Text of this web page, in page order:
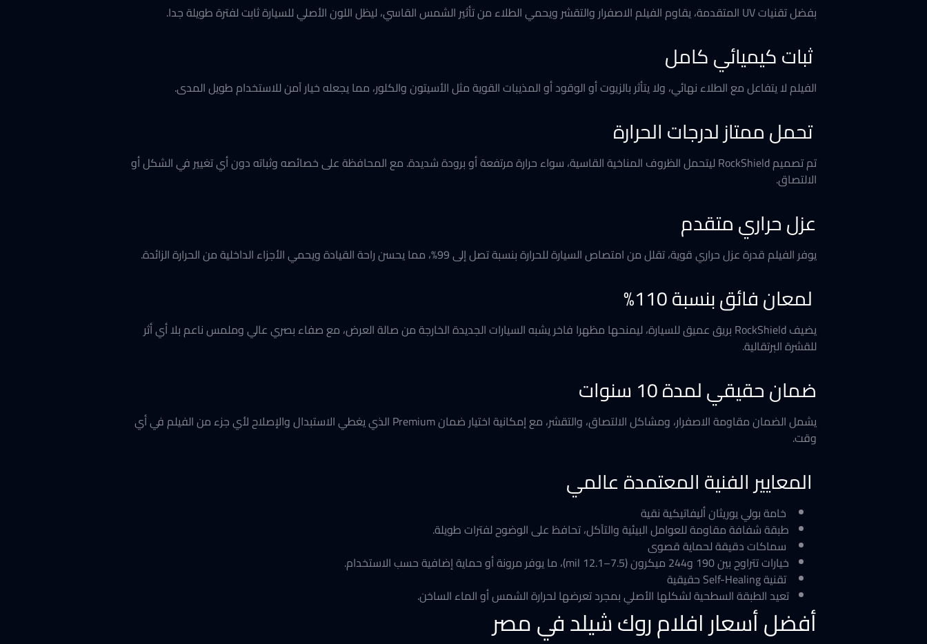
بفضل تقنيات UV المتقدمة، يقاوم الفيلم الاصفرار والتقشر ويحمي الطلاء من تأثير الشمس القاسي، ليظل اللون الأصلي للسيارة ثابت لفترة طويلة جدا.
ثبات كيميائي كامل
الفيلم لا يتفاعل مع الطلاء نهائي، ولا يتأثر بالزيوت أو الوقود أو المذيبات القوية مثل الأسيتون والكلور، مما يجعله خيار آمن للاستخدام طويل المدى.
تحمل ممتاز لدرجات الحرارة
تم تصميم RockShield ليتحمل الظروف المناخية القاسية، سواء حرارة مرتفعة أو برودة شديدة. مع المحافظة على خصائصه وثباته دون أي تغيير في الشكل أو
الالتصاق.
عزل حراري متقدم
يوفر الفيلم قدرة عزل حراري قوية، تقلل من امتصاص السيارة للحرارة بنسبة تصل إلى 99%، مما يحسن راحة القيادة ويحمي الأجزاء الداخلية من الحرارة الزائدة.
لمعان فائق بنسبة 110%
يضيف RockShield بريق عميق للسيارة، ليمنحها مظهرا فاخر يشبه السيارات الجديدة الخارجة من صالة العرض، مع صفاء بصري عالي وملمس ناعم بلا أي أثر
للقشرة البرتقالية.
ضمان حقيقي لمدة 10 سنوات
يشمل الضمان مقاومة الاصفرار، ومشاكل الالتصاق، والتقشر، مع إمكانية اختيار ضمان Premium الذي يغطي الاستبدال والإصلاح لأي جزء من الفيلم في أي
وقت.
المعايير الفنية المعتمدة عالمي
خامة بولي يوريثان أليفاتيكية نقية
طبقة شفافة مقاومة للعوامل البيئية والتآكل، تحافظ على الوضوح لفترات طويلة.
سماكات دقيقة لحماية قصوى
خيارات تتراوح بين 190 و244 ميكرون (7.5–12.1 mil)، ما يوفر مرونة أو حماية إضافية حسب الاستخدام.
تقنية Self-Healing حقيقية
تعيد الطبقة السطحية لشكلها الأصلي بمجرد تعرضها لحرارة الشمس أو الماء الساخن.
أفضل أسعار افلام روك شيلد في مصر